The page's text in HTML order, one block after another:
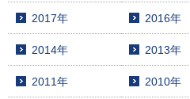
2017年 2016年
2014年 2013年
2011年 2010年